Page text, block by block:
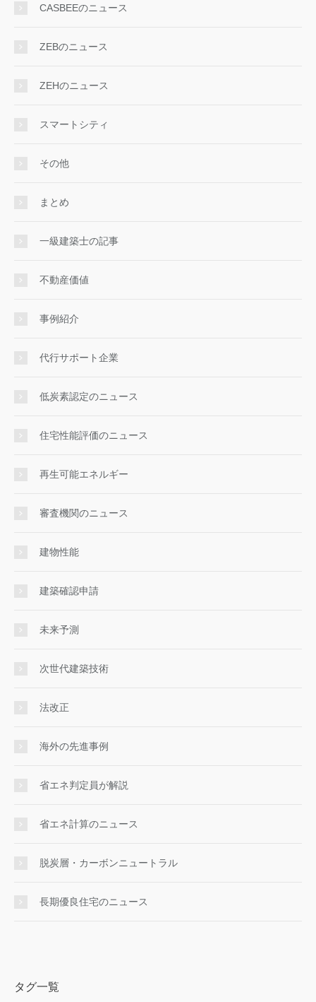
CASBEEのニュース
ZEBのニュース
ZEHのニュース
スマートシティ
その他
まとめ
一級建築士の記事
不動産価値
事例紹介
代行サポート企業
低炭素認定のニュース
住宅性能評価のニュース
再生可能エネルギー
審査機関のニュース
建物性能
建築確認申請
未来予測
次世代建築技術
法改正
海外の先進事例
省エネ判定員が解説
省エネ計算のニュース
脱炭層・カーボンニュートラル
長期優良住宅のニュース
タグ一覧